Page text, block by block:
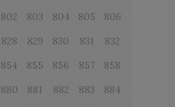
802 803 804 805
806
828 829 830 831
832
854 855 856 857
858
880 881 882 883
884